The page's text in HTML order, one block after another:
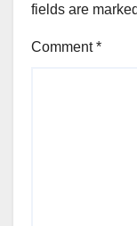
fields are marked
Comment*